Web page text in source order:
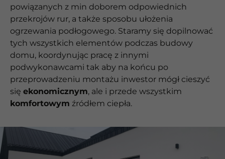
powiązanych z min doborem odpowiednich
przekrojów rur, a także sposobu ułożenia
ogrzewania podłogowego. Staramy się dopilnować
tych wszystkich elementów podczas budowy
domu, koordynując pracę z innymi
podwykonawcami tak aby na końcu po
przeprowadzeniu montażu inwestor mógł cieszyć
się ekonomicznym, ale i przede wszystkim
komfortowym źródłem ciepła.